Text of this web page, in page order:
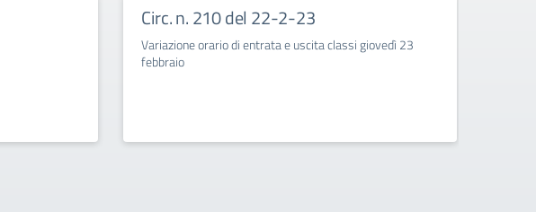
Circ. n. 210 del 22-2-23
Variazione orario di entrata e uscita classi giovedì 23
febbraio